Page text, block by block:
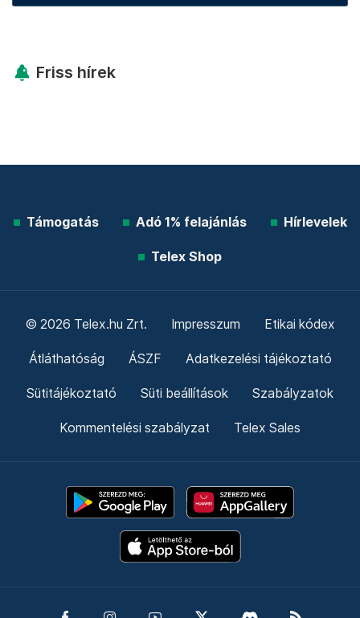
Friss hírek
Támogatás Adó 1% felajánlás Hírlevelek
Telex Shop
© 2026 Telex.hu Zrt. Impresszum Etikai kódex
Átláthatóság ÁSZF Adatkezelési tájékoztató
Sütitájékoztató Süti beállítások Szabályzatok
Kommentelési szabályzat Telex Sales